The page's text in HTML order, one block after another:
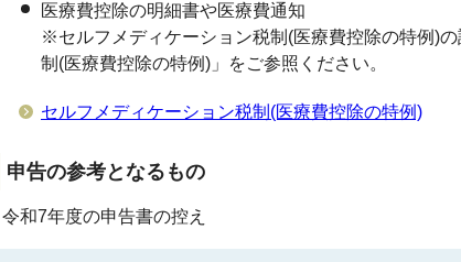
医療費控除の明細書や医療費通知
※セルフメディケーション税制(医療費控除の特例)
制(医療費控除の特例)」をご参照ください。
セルフメディケーション税制(医療費控除の特例)
申告の参考となるもの
令和7年度の申告書の控え